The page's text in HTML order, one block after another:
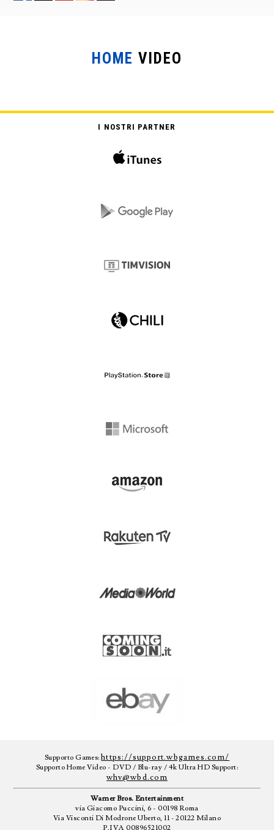
HOME VIDEO
I NOSTRI PARTNER
Supporto Games:https://support.wbgames.com/
Supporto Home Video - DVD / Blu-ray / 4k Ultra HD Support:
whv@wbd.com
Warner Bros. Entertainment
via Giacomo Puccini, 6 - 00198 Roma
Via Visconti Di Modrone Uberto, 11 - 20122 Milano
P.IVA 00896521002